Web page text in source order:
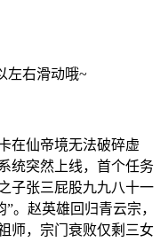
左右滑动哦~
仙帝境无法破碎虚
统突然上线，首个任务
子张三屁股九九八十一
。赵英雄回归青云宗，
师，宗门衰败仅剩三女